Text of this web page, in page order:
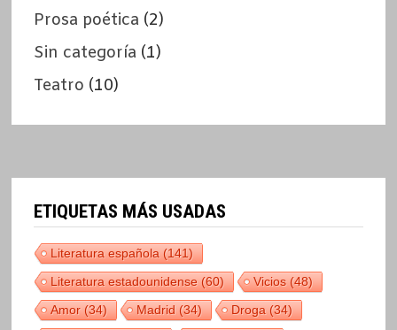
Prosa poética (2)
Sin categoría (1)
Teatro (10)
ETIQUETAS MÁS USADAS
Literatura española(141)
Literatura estadounidense(60) Vicios(48)
Amor(34) Madrid(34) Droga(34)